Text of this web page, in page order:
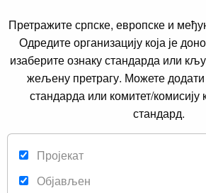
Претражите српске, европске и
Одредите организацију која је
изаберите ознаку стандарда или
жељену претрагу. Можете
стандарда или комитет/комисију
стандард.
Пројекат
Објављен